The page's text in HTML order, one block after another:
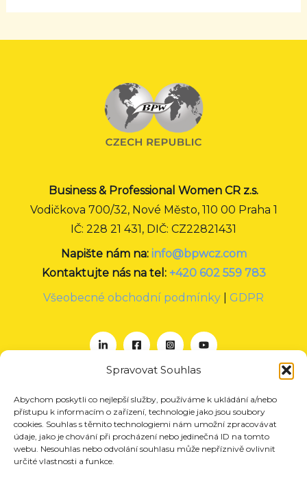
Spravovat Souhlas
Abychom poskytli co nejlepší služby, používáme k ukládání a/nebo
přístupu k informacím o zařízení, technologie jako jsou soubory
cookies. Souhlas s těmito technologiemi nám umožní zpracovávat
údaje, jako je chování při procházení nebo jedinečná ID na tomto
webu. Nesouhlas nebo odvolání souhlasu může nepříznivě ovlivnit
určité vlastnosti a funkce.
Business & Professional Women CR z.s.
Vodičkova 700/32, Nové Město, 110 00 Praha 1
IČ: 228 21 431, DIČ: CZ22821431
Napište nám na: info@bpwcz.com
Kontaktujte nás na tel: +420 602 559 783
Všeobecné obchodní podmínky
GDPR
O nás
Projekty
Členství